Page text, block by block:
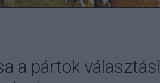
a pártok választási